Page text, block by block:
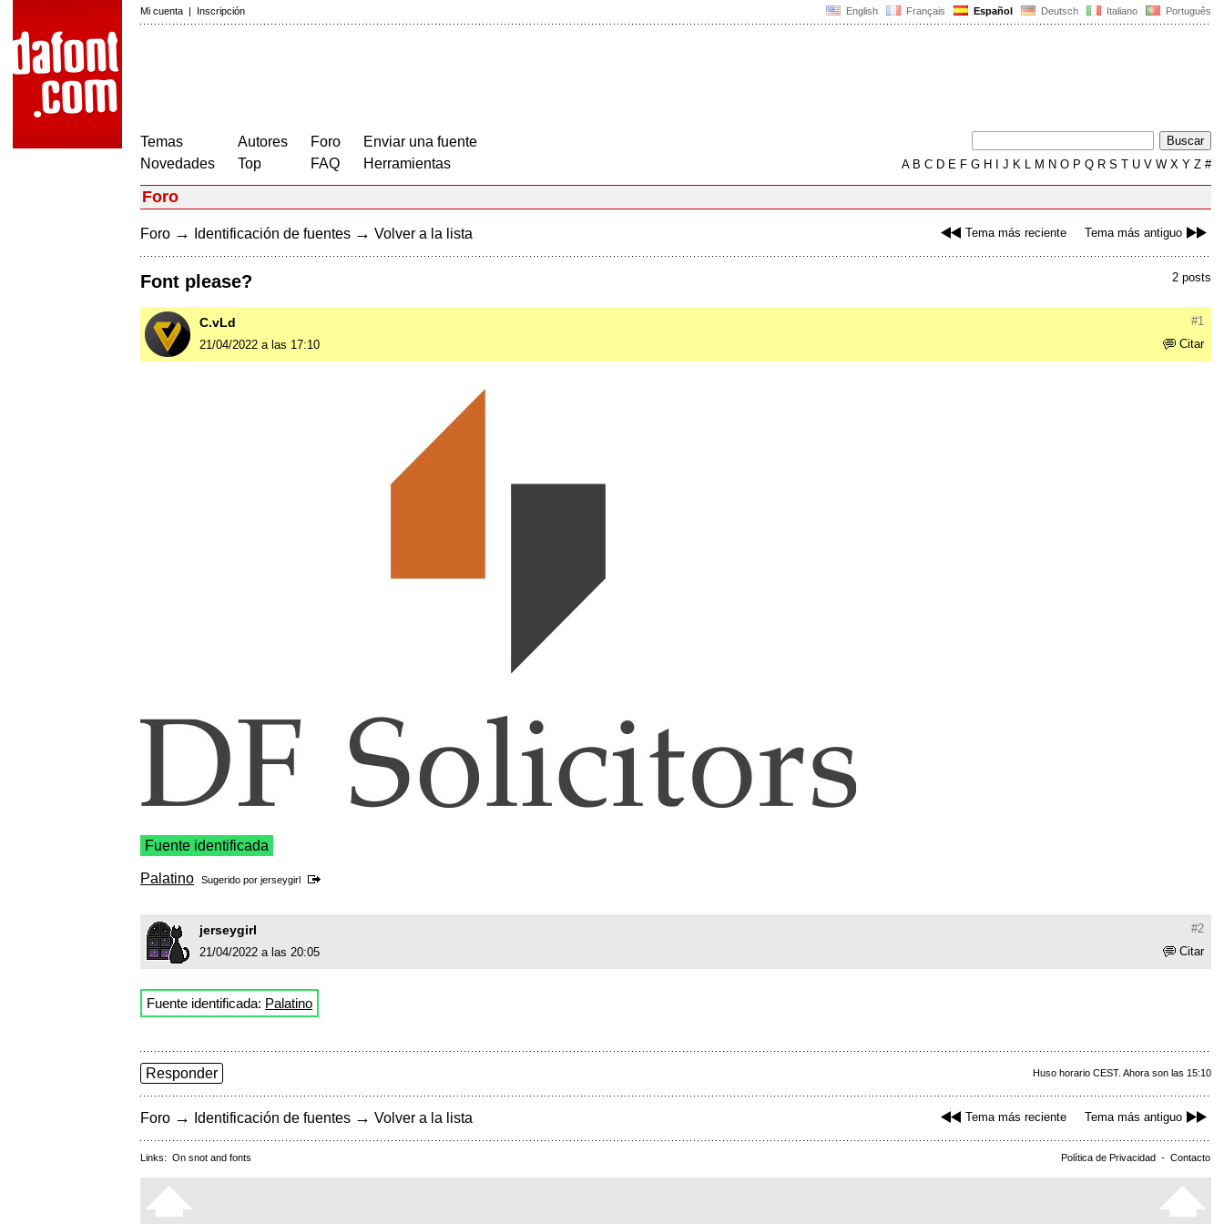
English Français Español Deutsch Italiano Português
Mi cuenta | Inscripción
Temas
Novedades
Autores
Top
Foro
FAQ
Enviar una fuente
Herramientas
AB C D E F G H J K L M N O P Q R S T U V W X Y Z #
Foro
Tema más reciente Tema más antiguo
Foro → Identificación de fuentes → Volver a la lista
2 posts
Font please?
#1
C.vLd
Citar
21/04/2022 a las 17:10
Fuente identificada
Palatino Sugerido por jerseygirl
#2
jerseygirl
Citar
21/04/2022 a las 20:05
Fuente identificada: Palatino
Huso horario CEST. Ahora son las 15:10
Responder
Tema más reciente Tema más antiguo
Foro → Identificación de fuentes → Volver a la lista
Política de Privacidad - Contacto
Links: On snot and fonts